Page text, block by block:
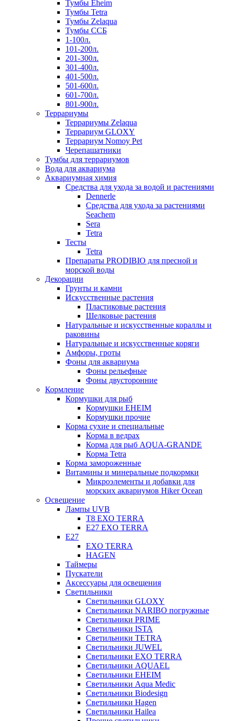
Тумбы Eheim
Тумбы Tetra
Тумбы Zelaqua
Тумбы ССБ
1-100л.
101-200л.
201-300л.
301-400л.
401-500л.
501-600л.
601-700л.
801-900л.
Террариумы
Террариумы Zelaqua
Террариум GLOXY
Террариум Nomoy Pet
Черепашатники
Тумбы для террариумов
Вода для аквариума
Аквариумная химия
Средства для ухода за водой и растениями
Dennerle
Средства для ухода за растениями
Seachem
Sera
Tetra
Тесты
Tetra
Препараты PRODIBIO для пресной и
морской воды
Декорации
Грунты и камни
Искусственные растения
Пластиковые растения
Шелковые растения
Натуральные и искусственные кораллы и
раковины
Натуральные и искусственные коряги
Амфоры, гроты
Фоны для аквариума
Фоны рельефные
Фоны двусторонние
Кормление
Кормушки для рыб
Кормушки EHEIM
Кормушки прочие
Корма сухие и специальные
Корма в ведрах
Корма для рыб AQUA-GRANDE
Корма Tetra
Корма замороженные
Витамины и минеральные подкормки
Микроэлементы и добавки для
морских аквариумов Hiker Ocean
Освещение
Лампы UVB
Т8 EXO TERRA
Е27 EXO TERRA
Е27
EXO TERRA
HAGEN
Таймеры
Пускатели
Аксессуары для освещения
Светильники
Светильники GLOXY
Светильники NARIBO погружные
Светильники PRIME
Светильники ISTA
Светильники TETRA
Светильники JUWEL
Светильники EXO TERRA
Светильники AQUAEL
Светильники EHEIM
Светильники Aqua Medic
Светильники Biodesign
Светильники Hagen
Светильники Hailea